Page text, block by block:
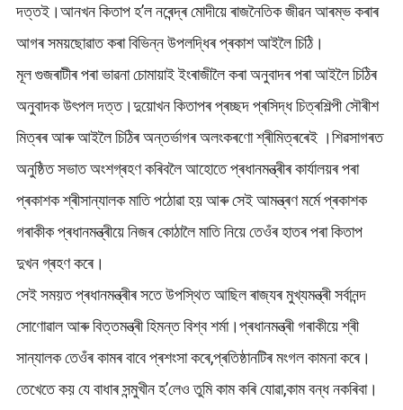
দত্তই।আনখন কিতাপ হ’ল নৰেন্দ্ৰ মোদীয়ে ৰাজনৈতিক জীৱন আৰম্ভ কৰাৰ
আগৰ সময়ছোৱাত কৰা বিভিন্ন উপলদ্ধিৰ প্ৰকাশ আইলৈ চিঠি।
মূল গুজৰাটীৰ পৰা ভাৱনা চোমায়াই ইংৰাজীলৈ কৰা অনুবাদৰ পৰা আইলৈ চিঠিৰ
অনুবাদক উৎপল দত্ত।দুয়োখন কিতাপৰ প্ৰচ্ছদ প্ৰসিদ্ধ চিত্ৰশিল্পী সৌৰীশ
মিত্ৰৰ আৰু আইলৈ চিঠিৰ অন্তৰ্ভাগৰ অলংকৰণো শ্ৰীমিত্ৰৰেই ।শিৱসাগৰত
অনুষ্ঠিত সভাত অংশগ্ৰহণ কৰিবলৈ আহোতে প্ৰধানমন্ত্ৰীৰ কাৰ্যালয়ৰ পৰা
প্ৰকাশক শ্ৰীসান্যালক মাতি পঠোৱা হয় আৰু সেই আমন্ত্ৰণ মৰ্মে প্ৰকাশক
গৰাকীক প্ৰধানমন্ত্ৰীয়ে নিজৰ কোঠালৈ মাতি নিয়ে তেওঁৰ হাতৰ পৰা কিতাপ
দুখন গ্ৰহণ কৰে।
সেই সময়ত প্ৰধানমন্ত্ৰীৰ সতে উপস্থিত আছিল ৰাজ্যৰ মুখ্যমন্ত্ৰী সৰ্বানন্দ
সোণোৱাল আৰু বিত্তমন্ত্ৰী হিমন্ত বিশ্ব শৰ্মা।প্ৰধানমন্ত্ৰী গৰাকীয়ে শ্ৰী
সান্যালক তেওঁৰ কামৰ বাবে প্ৰশংসা কৰে,প্ৰতিষ্ঠানটিৰ মংগল কামনা কৰে।
তেখেতে কয় যে বাধাৰ সন্মুখীন হ’লেও তুমি কাম কৰি যোৱা,কাম বন্ধ নকৰিবা।